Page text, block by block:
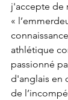
j'accepte de
«
athlétique
passionné
d'anglais en
de